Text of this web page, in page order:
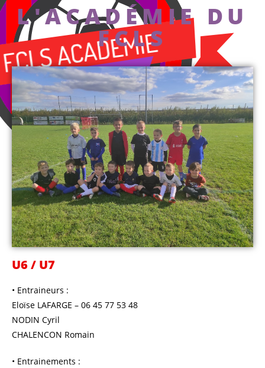
L'ACADÉMIE DU
FCLS
U6 / U7
• Entraineurs :
Eloïse LAFARGE – 06 45 77 53 48
NODIN Cyril
CHALENCON Romain
• Entrainements :